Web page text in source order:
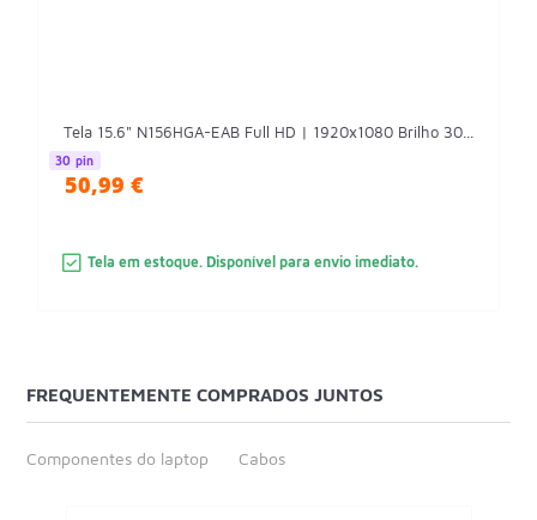
Tela 15.6" N156HGA-EAB Full HD | 1920x1080 Brilho 30...
30 pin
50,99 €
Tela em estoque. Disponível para envio imediato.
FREQUENTEMENTE COMPRADOS JUNTOS
Componentes do laptop Cabos